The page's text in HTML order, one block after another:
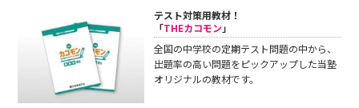
テスト対策用教材！
「THEカコモン」
全国の中学校の定期テスト問題の中から、
出題率の高い問題をピックアップした当塾
オリジナルの教材です。